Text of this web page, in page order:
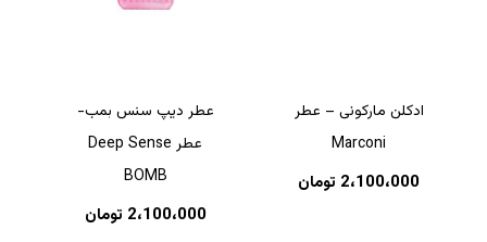
ادکلن مارکونی – عطر
Marconi
2،100،000 تومان
عطر دیپ سنس بمب-
عطر Deep Sense
BOMB
2،100،000 تومان